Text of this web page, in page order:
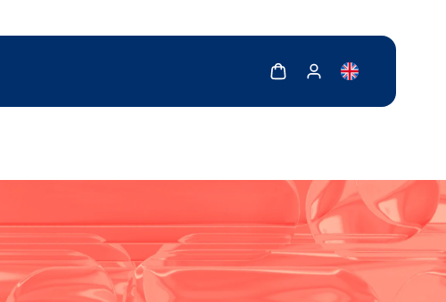
Zobrazit košíkZobrazit můj účet